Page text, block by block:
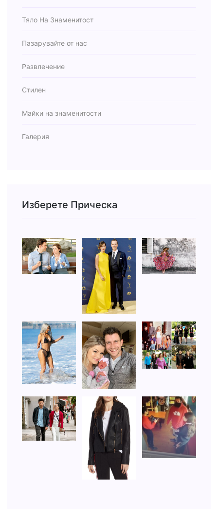
Тяло На Знаменитост
Пазарувайте от нас
Развлечение
Стилен
Майки на знаменитости
Галерия
Изберете Прическа